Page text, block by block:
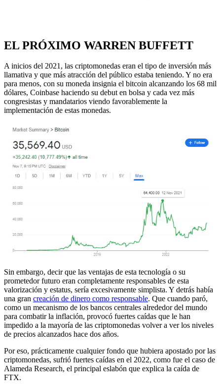
EL PRÓXIMO WARREN BUFFETT
A inicios del 2021, las criptomonedas eran el tipo de inversión más
llamativa y que más atracción del público estaba teniendo. Y no era
para menos, con su moneda insignia el bitcoin alcanzando los 68 mil
dólares, Coinbase haciendo su debut en bolsa y cada vez más
congresistas y mandatarios viendo favorablemente la
implementación de estas monedas.
Sin embargo, decir que las ventajas de esta tecnología o su
prometedor futuro eran completamente responsables de esta
valorización y estatus, sería excesivamente simplista. Y detrás había
una gran creación de dinero como responsable. Que cuando paró,
como un mecanismo de los bancos centrales alrededor del mundo
para combatir la inflación, provocó fuertes caídas que le han
impedido a la mayoría de las criptomonedas volver a ver los niveles
de precios alcanzados hace dos años.
Por eso, prácticamente cualquier fondo que hubiera apostado por las
criptomonedas, sufrió fuertes caídas en el 2022, como fue el caso de
Alameda Research, el principal eslabón que explica la caída de
FTX.